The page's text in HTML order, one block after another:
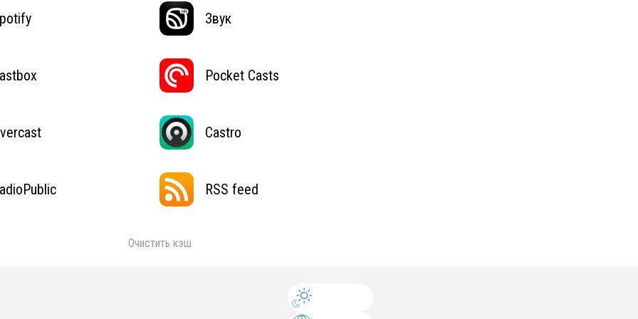
Звук
Pocket Casts
Castro
RSS feed
Очистить кэш